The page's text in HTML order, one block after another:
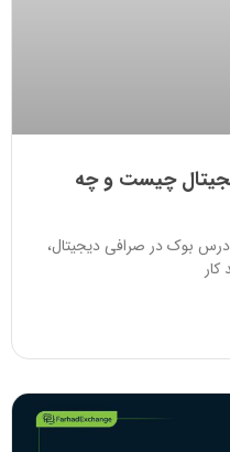
چیست و چه
بوک در صرافی دیجیتال،